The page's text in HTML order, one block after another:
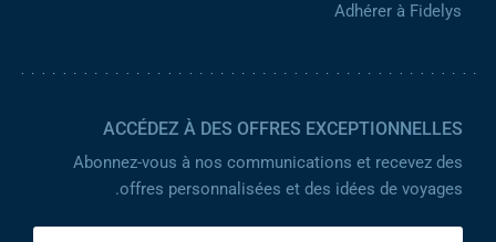
Adhérer à Fidelys
ACCÉDEZ À DES OFFRES EXCEPTIONNELLES
Abonnez-vous à nos communications et recevez des
offres personnalisées et des idées de voyages.